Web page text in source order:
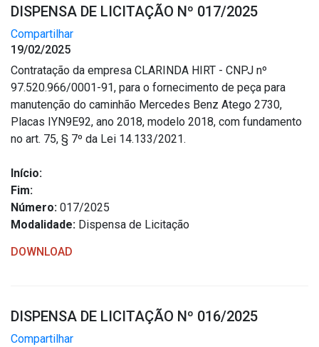
DISPENSA DE LICITAÇÃO Nº 017/2025
Compartilhar
19/02/2025
Contratação da empresa CLARINDA HIRT - CNPJ nº
97.520.966/0001-91, para o fornecimento de peça para
manutenção do caminhão Mercedes Benz Atego 2730,
Placas IYN9E92, ano 2018, modelo 2018, com fundamento
no art. 75, § 7º da Lei 14.133/2021.
Início:
Fim:
Número: 017/2025
Modalidade: Dispensa de Licitação
DOWNLOAD
DISPENSA DE LICITAÇÃO Nº 016/2025
Compartilhar